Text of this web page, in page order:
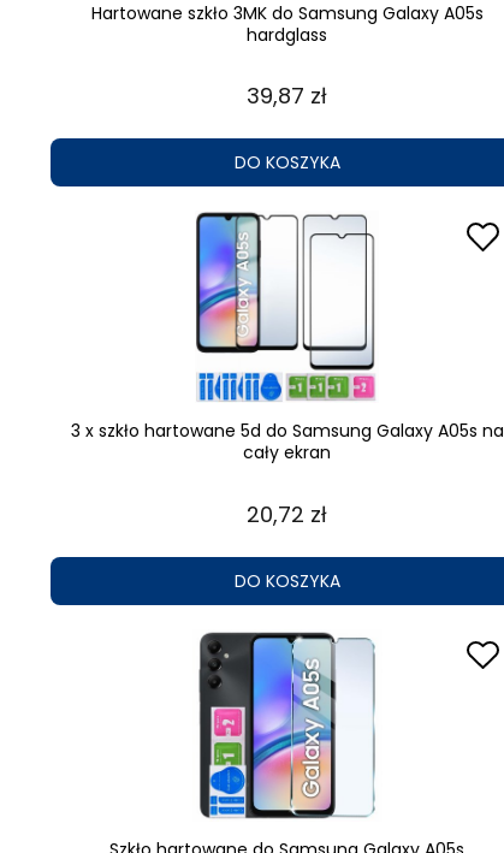
Hartowane szkło 3MK do Samsung Galaxy A05s
hardglass
39,87 zł
DO KOSZYKA
3 x szkło hartowane 5d do Samsung Galaxy A05s na
cały ekran
20,72 zł
DO KOSZYKA